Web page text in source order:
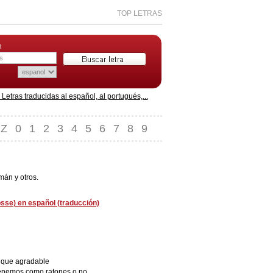
TOP LETRAS
traducidas al español, al portugués,...
Z 0 1 2 3 4 5 6 7 8 9
y otros.
en español (traducción)
agradable